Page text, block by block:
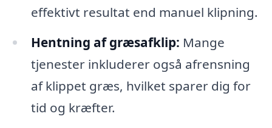
effektivt resultat end manuel klipning.
Hentning af græsafklip: Mange
tjenester inkluderer også afrensning
af klippet græs, hvilket sparer dig for
tid og kræfter.